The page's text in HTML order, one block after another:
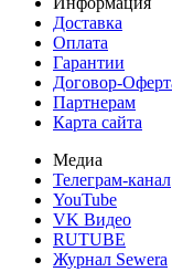
Доставка
Оплата
Гарантии
Договор-
Партнерам
Карта сайта
Медиа
Телеграм-канал
YouTube
VK Видео
RUTUBE
Журнал Sewera